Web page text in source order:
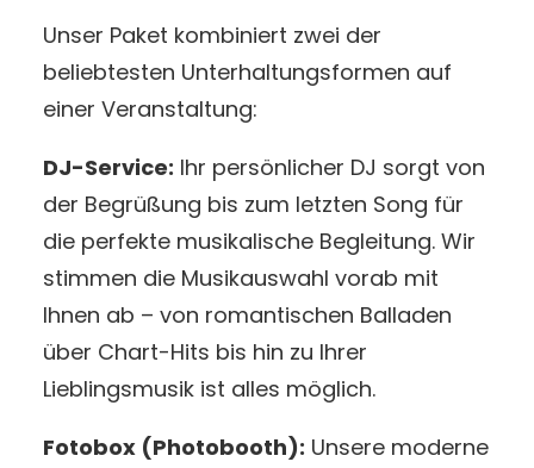
Unser Paket kombiniert zwei der
beliebtesten Unterhaltungsformen auf
einer Veranstaltung:
DJ-Service: Ihr persönlicher DJ sorgt von
der Begrüßung bis zum letzten Song für
die perfekte musikalische Begleitung. Wir
stimmen die Musikauswahl vorab mit
Ihnen ab – von romantischen Balladen
über Chart-Hits bis hin zu Ihrer
Lieblingsmusik ist alles möglich.
Fotobox (Photobooth): Unsere moderne